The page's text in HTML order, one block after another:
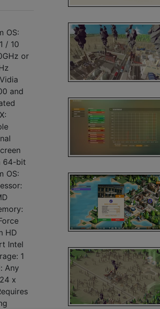
OS:
/ 10
or
and
64-bit
OS:
HD
Intel
1
Any
x